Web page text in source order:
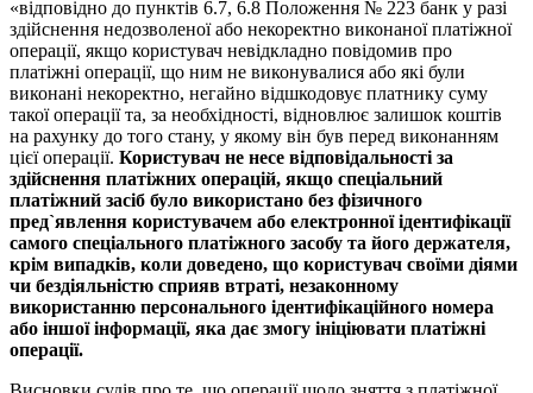
«відповідно до пунктів 6.7, 6.8 Положення № 223 банк у разі
здійснення недозволеної або некоректно виконаної платіжної
операції, якщо користувач невідкладно повідомив про
платіжні операції, що ним не виконувалися або які були
виконані некоректно, негайно відшкодовує платнику суму
такої операції та, за необхідності, відновлює залишок коштів
на рахунку до того стану, у якому він був перед виконанням
цієї операції. Користувач не несе відповідальності за
здійснення платіжних операцій, якщо спеціальний
платіжний засіб було використано без фізичного
пред`явлення користувачем або електронної ідентифікації
самого спеціального платіжного засобу та його держателя,
крім випадків, коли доведено, що користувач своїми діями
чи бездіяльністю сприяв втраті, незаконному
використанню персонального ідентифікаційного номера
або іншої інформації, яка дає змогу ініціювати платіжні
операції.